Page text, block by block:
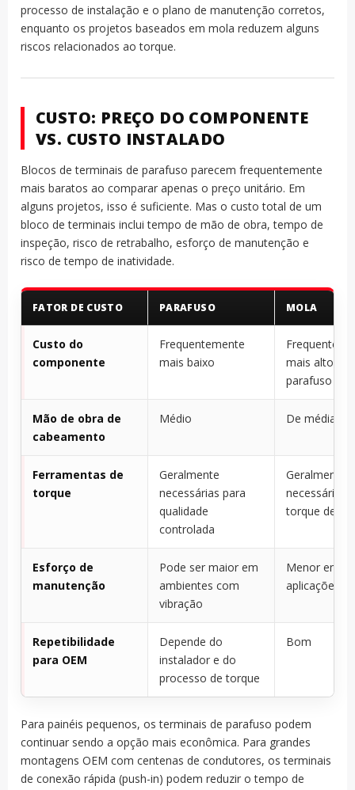
processo de instalação e o plano de manutenção corretos,
enquanto os projetos baseados em mola reduzem alguns
riscos relacionados ao torque.
CUSTO: PREÇO DO COMPONENTE
VS. CUSTO INSTALADO
Blocos de terminais de parafuso parecem frequentemente
mais baratos ao comparar apenas o preço unitário. Em
alguns projetos, isso é suficiente. Mas o custo total de um
bloco de terminais inclui tempo de mão de obra, tempo de
inspeção, risco de retrabalho, esforço de manutenção e
risco de tempo de inatividade.
FATOR DE CUSTO PARAFUSO MOLA
Custo do
componente
Frequentemente
mais baixo
mais alto do
parafuso
Mão de obra de
cabeamento
Médio De média a
Ferramentas de
torque
Geralmente
necessárias para
qualidade
controlada
Geralmente
necessárias
torque de
Esforço de
manutenção
Pode ser maior em
ambientes com
vibração
Menor em
aplicações
Repetibilidade
para OEM
Depende do
instalador e do
processo de torque
Bom
Para painéis pequenos, os terminais de parafuso podem
continuar sendo a opção mais econômica. Para grandes
montagens OEM com centenas de condutores, os terminais
de conexão rápida (push-in) podem reduzir o tempo de